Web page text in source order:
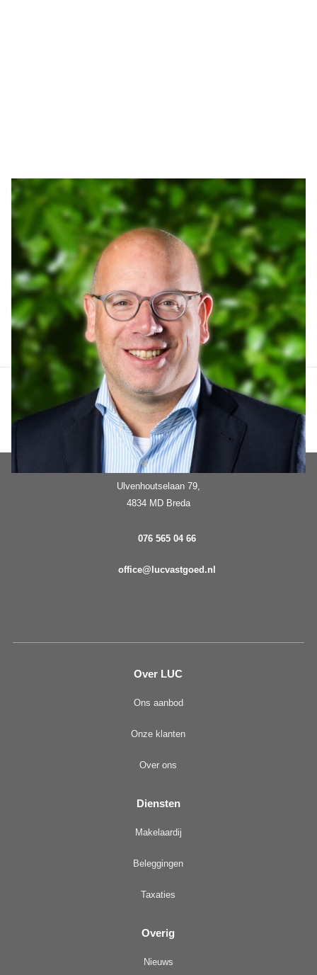
Arthur Lankhuizen
06 551 184 60
arthur@lucvastgoed.nl
Contact opnemen
Ulvenhoutselaan 79,
4834 MD Breda
076 565 04 66
office@lucvastgoed.nl
Over LUC
Ons aanbod
Onze klanten
Over ons
Diensten
Makelaardij
Beleggingen
Taxaties
Overig
Nieuws